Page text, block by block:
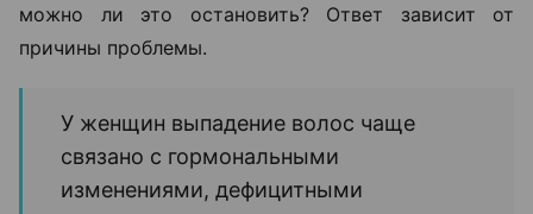
можно ли это остановить? Ответ зависит от
причины проблемы.
У женщин выпадение волос чаще
связано с гормональными
изменениями, дефицитными